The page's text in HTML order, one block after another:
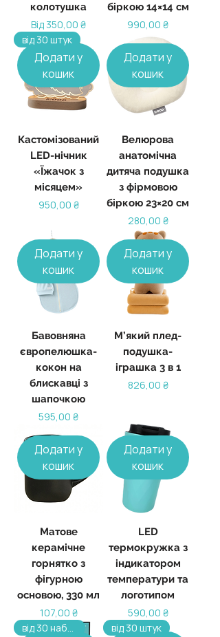
колотушка
Від 350,00 ₴
За розпродажем
біркою 14×14 см
Ціна
990,00 ₴
Додати у
кошик
від 30 штук
Кастомізований
LED-нічник
«Їжачок з
місяцем»
Ціна
950,00 ₴
Додати у
кошик
Велюрова
анатомічна
дитяча подушка
з фірмовою
біркою 23×20 см
Ціна
280,00 ₴
Додати у
кошик
Бавовняна
європелюшка-
кокон на
блискавці з
шапочкою
Ціна
595,00 ₴
Додати у
кошик
М’який плед-
подушка-
іграшка 3 в 1
Ціна
826,00 ₴
Додати у
кошик
Матове
керамічне
горнятко з
фігурною
основою, 330 мл
Ціна
107,00 ₴
Додати у
кошик
LED
термокружка з
індикатором
температури та
логотипом
Ціна
590,00 ₴
від 30 наборів від 30 штук